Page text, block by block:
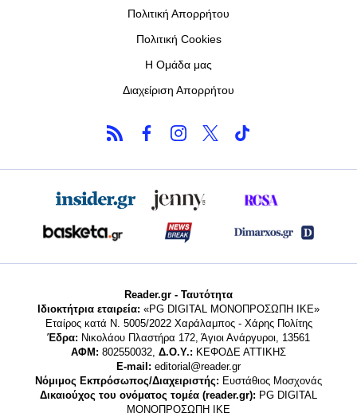
Πολιτική Απορρήτου
Πολιτική Cookies
Η Ομάδα μας
Διαχείριση Απορρήτου
Reader.gr - Ταυτότητα
Ιδιοκτήτρια εταιρεία: «PG DIGITAL MONΟΠΡΟΣΩΠΗ ΙΚΕ»
Εταίρος κατά Ν. 5005/2022 Χαράλαμπος - Χάρης Πολίτης
Έδρα: Νικολάου Πλαστήρα 172, Άγιοι Ανάργυροι, 13561
ΑΦΜ: 802550032, Δ.Ο.Υ.: ΚΕΦΟΔΕ ΑΤΤΙΚΗΣ
E-mail: editorial@reader.gr
Νόμιμος Εκπρόσωπος/Διαχειριστής: Ευστάθιος Μοσχονάς
Δικαιούχος του ονόματος τομέα (reader.gr): PG DIGITAL
MONΟΠΡΟΣΩΠΗ ΙΚΕ